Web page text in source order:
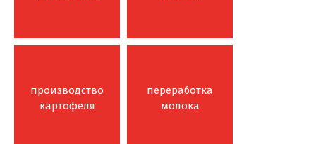
производство
картофеля
переработка
молока